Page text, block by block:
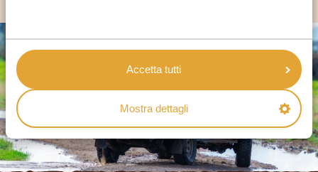
Accetta tutti
Mostra dettagli